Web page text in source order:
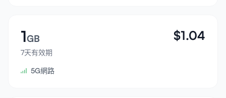
裝置相容性
登入
1GB
7天有效期
$1.04
5G網路